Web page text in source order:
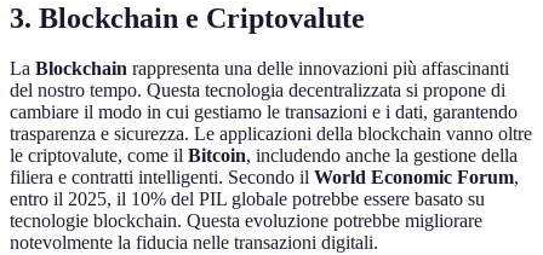
3. Blockchain e Criptovalute
La Blockchain rappresenta una delle innovazioni più affascinanti
del nostro tempo. Questa tecnologia decentralizzata si propone di
cambiare il modo in cui gestiamo le transazioni e i dati, garantendo
trasparenza e sicurezza. Le applicazioni della blockchain vanno oltre
le criptovalute, come il Bitcoin, includendo anche la gestione della
filiera e contratti intelligenti. Secondo il World Economic Forum,
entro il 2025, il 10% del PIL globale potrebbe essere basato su
tecnologie blockchain. Questa evoluzione potrebbe migliorare
notevolmente la fiducia nelle transazioni digitali.